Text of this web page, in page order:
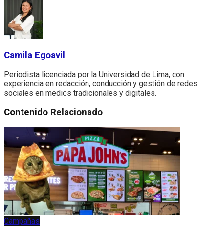
Camila Egoavil
Periodista licenciada por la Universidad de Lima, con
experiencia en redacción, conducción y gestión de redes
sociales en medios tradicionales y digitales.
Contenido Relacionado
Campañas